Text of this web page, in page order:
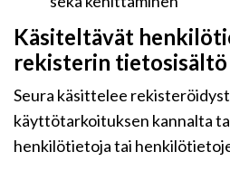
Käsiteltävät
rekisterin tietosisältö
Seura käsittelee
käyttötarkoituksen kannalta
henkilötietoja tai